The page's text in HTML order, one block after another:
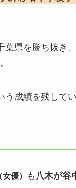
葉県を勝ち抜き、
う成績を残してい
優） も 八木が谷